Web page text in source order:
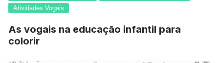
Atividades Vogais
As vogais na educação infantil para
colorir